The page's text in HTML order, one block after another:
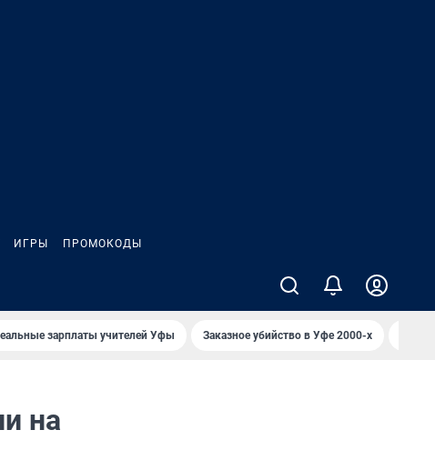
ИГРЫ ПРОМОКОДЫ
зарплаты учителей Уфы Заказное убийство в Уфе 2000-х
на